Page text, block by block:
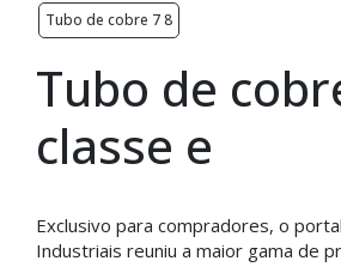
Tubo de cobre 7 8
Tubo de
classe e
Exclusivo para compradores, o
Industriais reuniu a maior gama de